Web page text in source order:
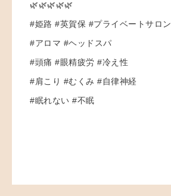
🌿🌿🌿🌿🌿
#姫路 #英賀保 #プライベートサロン
#アロマ #ヘッドスパ
#頭痛 #眼精疲労 #冷え性
#肩こり #むくみ #自律神経
#眠れない #不眠